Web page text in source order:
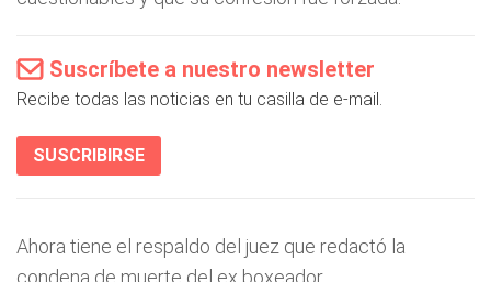
Suscríbete a nuestro newsletter
Recibe todas las noticias en tu casilla de e-mail.
SUSCRIBIRSE
Ahora tiene el respaldo del juez que redactó la
condena de muerte del ex boxeador.